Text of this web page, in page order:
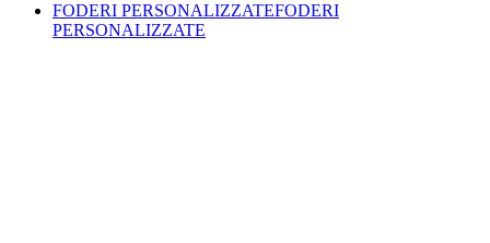
FODERI PERSONALIZZATEFODERI
PERSONALIZZATE